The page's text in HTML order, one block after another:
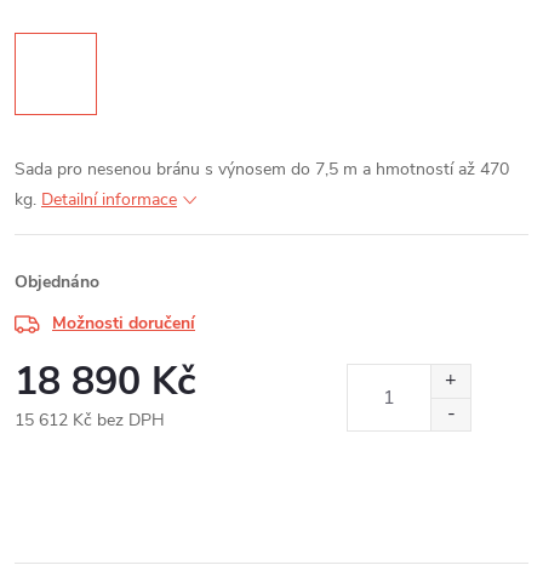
Sada pro nesenou bránu s výnosem do 7,5 m a hmotností až 470
kg. Detailní informace
Objednáno
Možnosti doručení
18 890 Kč
15 612 Kč bez DPH